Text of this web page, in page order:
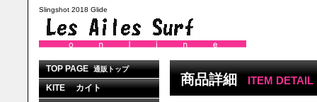
Slingshot 2018 Glide
商品詳細 ITEM DETAIL
TOP PAGE 通販トップ
KITE カイト